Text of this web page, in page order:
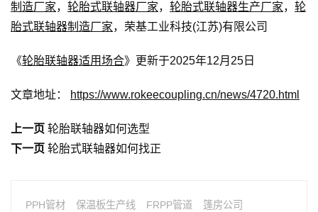
制造厂家， 轮胎式联轴器厂家， 轮胎式联轴器生产厂家， 轮
胎式联轴器制造厂家，荣基工业科技(江苏)有限公司
《轮胎联轴器适用场合》更新于2025年12月25日
文章地址： https://www.rokeecoupling.cn/news/4720.html
上一页 轮胎联轴器如何选型
下一页 轮胎式联轴器如何找正
PPH管材 保温板生产线 FRPP管道
篷房公司